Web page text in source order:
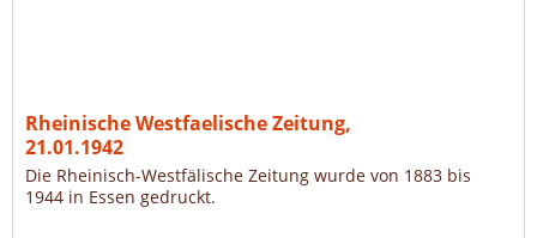
Rheinische Westfaelische Zeitung,
21.01.1942
Die Rheinisch-Westfälische Zeitung wurde von 1883 bis
1944 in Essen gedruckt.